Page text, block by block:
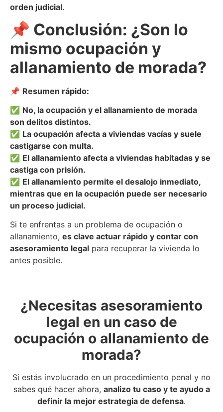
orden judicial.
📌 Conclusión: ¿Son lo
mismo ocupación y
allanamiento de morada?
📌 Resumen rápido:
✅ No, la ocupación y el allanamiento de morada
son delitos distintos.
✅ La ocupación afecta a viviendas vacías y suele
castigarse con multa.
✅ El allanamiento afecta a viviendas habitadas y se
castiga con prisión.
✅ El allanamiento permite el desalojo inmediato,
mientras que en la ocupación puede ser necesario
un proceso judicial.
Si te enfrentas a un problema de ocupación o
allanamiento, es clave actuar rápido y contar con
asesoramiento legal para recuperar la vivienda lo
antes posible.
¿Necesitas asesoramiento
legal en un caso de
ocupación o allanamiento de
morada?
Si estás involucrado en un procedimiento penal y no
sabes qué hacer ahora, analizo tu caso y te ayudo a
definir la mejor estrategia de defensa.